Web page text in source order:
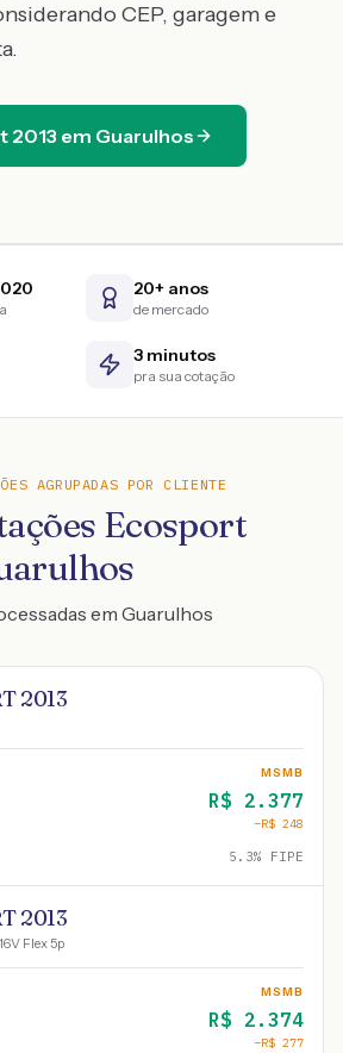
CEP, garagem e
2013 em Guarulhos
20+ anos
de mercado
3 minutos
pra sua cotação
AGRUPADAS POR CLIENTE
Ecosport
em Guarulhos
2013
MSMB
R$ 2.377
−R$ 248
5.3% FIPE
2013
Flex 5p
MSMB
R$ 2.374
−R$ 277